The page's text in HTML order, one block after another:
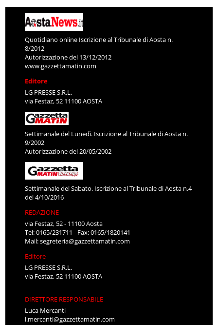
Quotidiano online Iscrizione al Tribunale di Aosta n.
8/2012
Autorizzazione del 13/12/2012
www.gazzettamatin.com
Editore
LG PRESSE S.R.L.
via Festaz, 52 11100 AOSTA
Settimanale del Lunedì. Iscrizione al Tribunale di Aosta n.
9/2002
Autorizzazione del 20/05/2002
Settimanale del Sabato. Iscrizione al Tribunale di Aosta n.4
del 4/10/2016
REDAZIONE
via Festaz, 52 - 11100 Aosta
Tel: 0165/231711 - Fax: 0165/1820141
Mail:segreteria@gazzettamatin.com
Editore
LG PRESSE S.R.L.
via Festaz, 52 11100 AOSTA
DIRETTORE RESPONSABILE
Luca Mercanti
l.mercanti@gazzettamatin.com